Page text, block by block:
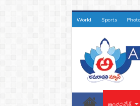
World Sports